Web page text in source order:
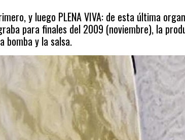
y luego PLENA VIVA: de esta última
para finales del 2009 (noviembre), la
bomba y la salsa.